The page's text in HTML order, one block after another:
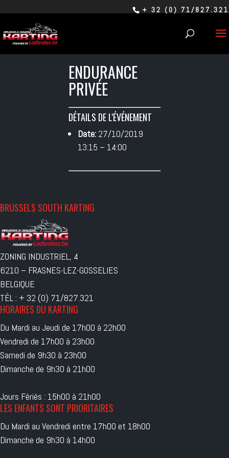
+ 32 (0) 71/827.321
ENDURANCE
PRIVÉE
DÉTAILS DE L'ÉVÉNEMENT
Date: 27/10/2019
13:15 – 14:00
BRUSSELS SOUTH KARTING
ZONING INDUSTRIEL, 4
6210 – FRASNES-LEZ-GOSSELIES
BELGIQUE
TÉL : + 32 (0) 71/827.321
HORAIRES DU KARTING
Du Mardi au Jeudi de 17h00 à 22h00
Vendredi de 17h00 à 23h00
Samedi de 9h30 à 23h00
Dimanche de 9h30 à 21h00
Jours Fériés : 15h00 à 21h00
LES ENFANTS SONT PRIORITAIRES
Du Mardi au Vendredi entre 17h00 et 18h00
Dimanche de 9h30 à 14h00